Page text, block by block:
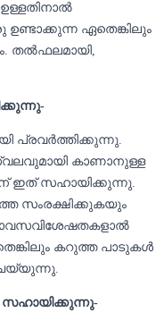
ഏതെങ്കിലും
തൽഫലമായി,
പ്രവർത്തിക്കുന്നു.
കാണാനുള്ള
ഇത് സഹായിക്കുന്നു.
സംരക്ഷിക്കുകയും
കറുത്ത പാടുകൾ